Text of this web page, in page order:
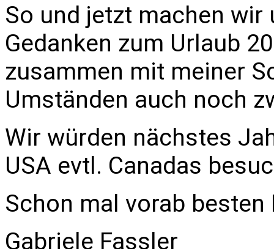
So und jetzt machen
Gedanken zum Urlaub
zusammen mit meiner
Umständen auch noch
Wir würden nächstes
USA evtl. Canadas
Schon mal vorab
Gabriele Fassler